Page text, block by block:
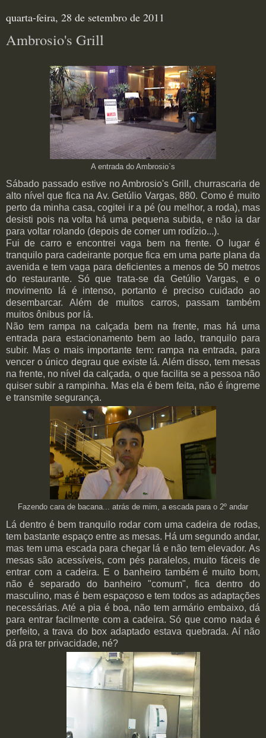
quarta-feira, 28 de setembro de 2011
Ambrosio's Grill
A entrada do Ambrosio`s
Sábado passado estive no Ambrosio's Grill, churrascaria de
alto nível que fica na Av. Getúlio Vargas, 880. Como é muito
perto da minha casa, cogitei ir a pé (ou melhor, a roda), mas
desisti pois na volta há uma pequena subida, e não ia dar
para voltar rolando (depois de comer um rodízio...).
Fui de carro e encontrei vaga bem na frente. O lugar é
tranquilo para cadeirante porque fica em uma parte plana da
avenida e tem vaga para deficientes a menos de 50 metros
do restaurante. Só que trata-se da Getúlio Vargas, e o
movimento lá é intenso, portanto é preciso cuidado ao
desembarcar. Além de muitos carros, passam também
muitos ônibus por lá.
Não tem rampa na calçada bem na frente, mas há uma
entrada para estacionamento bem ao lado, tranquilo para
subir. Mas o mais importante tem: rampa na entrada, para
vencer o único degrau que existe lá. Além disso, tem mesas
na frente, no nível da calçada, o que facilita se a pessoa não
quiser subir a rampinha. Mas ela é bem feita, não é íngreme
e transmite segurança.
Fazendo cara de bacana... atrás de mim, a escada para o 2º andar
Lá dentro é bem tranquilo rodar com uma cadeira de rodas,
tem bastante espaço entre as mesas. Há um segundo andar,
mas tem uma escada para chegar lá e não tem elevador. As
mesas são acessíveis, com pés paralelos, muito fáceis de
entrar com a cadeira. E o banheiro também é muito bom,
não é separado do banheiro "comum", fica dentro do
masculino, mas é bem espaçoso e tem todos as adaptações
necessárias. Até a pia é boa, não tem armário embaixo, dá
para entrar facilmente com a cadeira. Só que como nada é
perfeito, a trava do box adaptado estava quebrada. Aí não
dá pra ter privacidade, né?